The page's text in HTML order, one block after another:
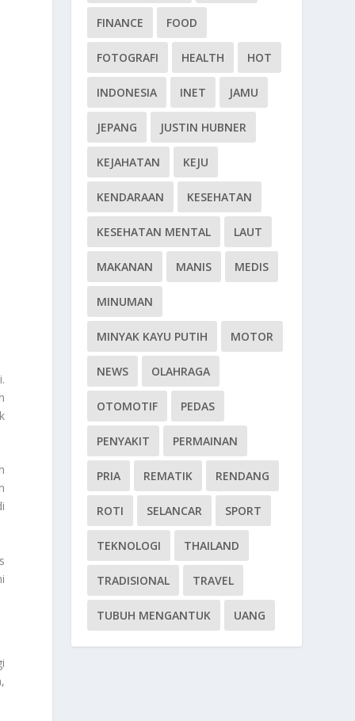
FINANCE FOOD
FOTOGRAFI HEALTH HOT
INDONESIA INET JAMU
JEPANG JUSTIN HUBNER
KEJAHATAN KEJU
KENDARAAN KESEHATAN
KESEHATAN MENTAL LAUT
MAKANAN MANIS MEDIS
MINUMAN
MINYAK KAYU PUTIH MOTOR
NEWS OLAHRAGA
OTOMOTIF PEDAS
PENYAKIT PERMAINAN
PRIA REMATIK RENDANG
ROTI SELANCAR SPORT
TEKNOLOGI THAILAND
TRADISIONAL TRAVEL
TUBUH MENGANTUK UANG